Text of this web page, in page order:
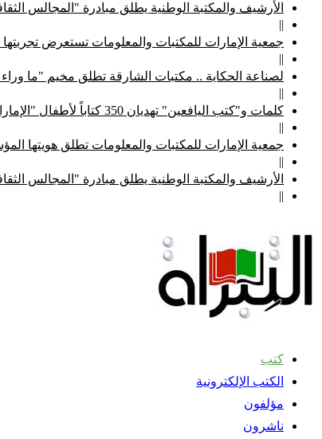
الأرشيف والمكتبة الوطنية يطلق مبادرة "المجالس
||
جمعية الإمارات للمكتبات والمعلومات تستعرض
||
لصناعة الحكاية .. مكتبات الشارقة تطلق مخيم "ما
||
كلمات و"كتب اليافعين" تهديان 350 كتاباً لأطفال "الإمارات الإنسانية"
||
جمعية الإمارات للمكتبات والمعلومات تطلق هويتها
||
الأرشيف والمكتبة الوطنية يطلق مبادرة "المجالس
||
كتب
الكتب الإلكترونية
مؤلفون
ناشرون